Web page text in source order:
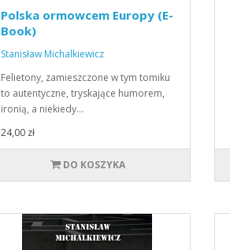
Polska ormowcem Europy (E-
Book)
Stanisław Michalkiewicz
Felietony, zamieszczone w tym tomiku
to autentyczne, tryskające humorem,
ironią, a niekiedy…
24,00 zł
DO KOSZYKA